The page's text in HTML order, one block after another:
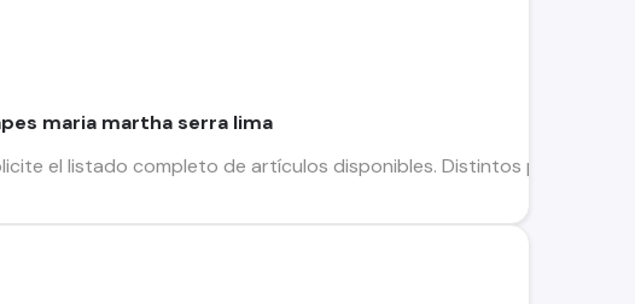
maria martha serra lima
el listado completo de artículos disponibles. Distintos precios,